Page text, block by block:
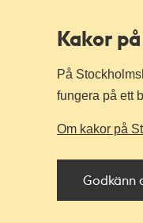
Kakor
På
fungera på ett
Om kakor på
Godkänn